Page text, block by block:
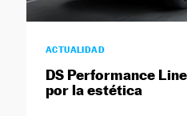
ACTUALIDAD
DS Performance
por la estética